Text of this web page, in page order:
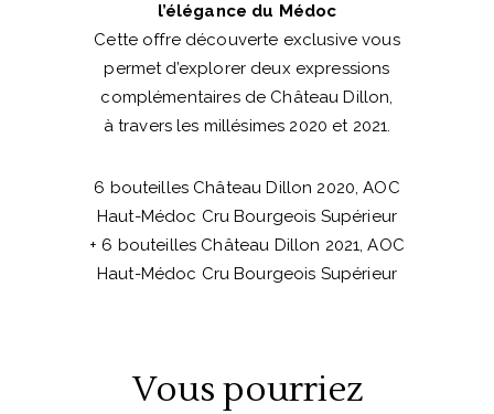
l’élégance du Médoc
Cette offre découverte exclusive vous
permet d’explorer deux expressions
complémentaires de Château Dillon,
à travers les millésimes 2020 et 2021.
6 bouteilles Château Dillon 2020, AOC
Haut-Médoc Cru Bourgeois Supérieur
+ 6 bouteilles Château Dillon 2021, AOC
Haut-Médoc Cru Bourgeois Supérieur
Vous pourriez